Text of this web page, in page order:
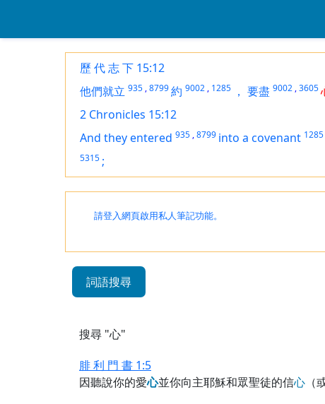
歷 代 志 下 15:12
他們就立 935 ,8799約 9002 , 1285 ， 要盡 9002 ,3605
2 Chronicles 15:12
And they entered 935 ,8799 into a covenant 1285
5315 ;
請登入網頁啟用私人筆記功能。
詞語搜尋
搜尋 "心"
腓 利 門 書 1:5
因聽說你的愛心並你向主耶穌和眾聖徒的信心